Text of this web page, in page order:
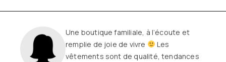
Une boutique familiale, à l’écoute et
remplie de joie de vivre
Les
vêtements sont de qualité, tendances